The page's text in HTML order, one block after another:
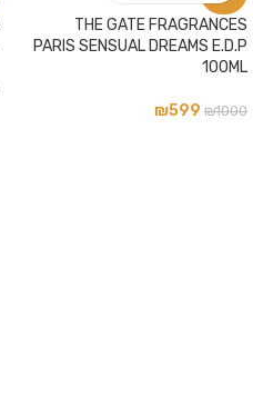
THE GATE FRAGRANCES
PARIS SENSUAL DREAMS E.D.P
100ML
₪1000
₪599